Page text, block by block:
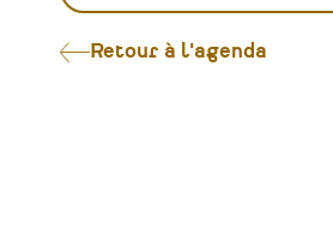
d'un
buste
d'un
buste
d'un
buste
lien
Retour à l'agenda